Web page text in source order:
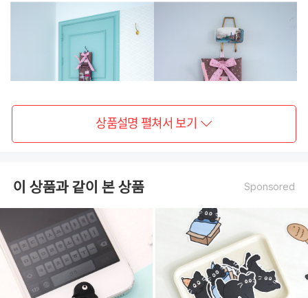
상품설명 펼쳐서 보기
이 상품과 같이 본 상품 Sponsored